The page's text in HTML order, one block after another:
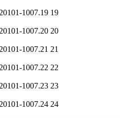
19
20
21
22
23
24